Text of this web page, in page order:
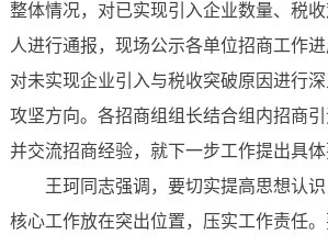
整体情况，对已实现引入企业数量、税
人进行通报，现场公示各单位招商工作
对未实现企业引入与税收突破原因进行
攻坚方向。各招商组组长结合组内招商引
并交流招商经验，就下一步工作提出具体
王珂同志强调，要切实提高思想认
核心工作放在突出位置，压实工作责任。